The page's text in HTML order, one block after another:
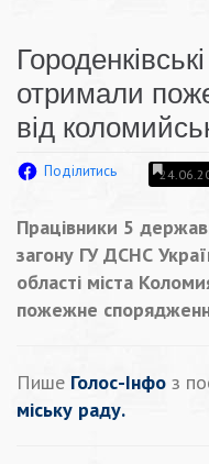
отримали
від
Поділитись
Працівники 5
загону ГУ ДСНС
області міста
пожежне
Пише Голос-Інфо з
міську раду.